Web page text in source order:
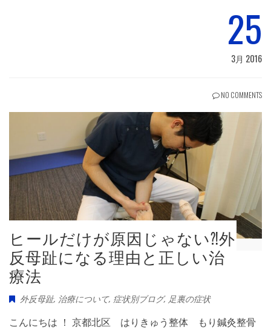
25
3月 2016
NO COMMENTS
ヒールだけが原因じゃない⁈外
反母趾になる理由と正しい治
療法
外反母趾, 治療について, 症状別ブログ, 足裏の症状
こんにちは ！ 京都北区 はりきゅう整体 もり鍼灸整骨